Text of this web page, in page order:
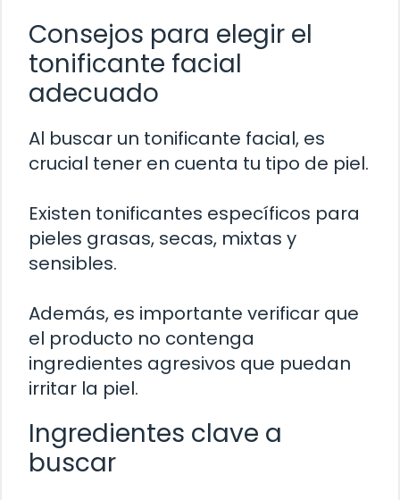
Consejos para elegir el
tonificante facial
adecuado
Al buscar un tonificante facial, es
crucial tener en cuenta tu tipo de piel.
Existen tonificantes específicos para
pieles grasas, secas, mixtas y
sensibles.
Además, es importante verificar que
el producto no contenga
ingredientes agresivos que puedan
irritar la piel.
Ingredientes clave a
buscar